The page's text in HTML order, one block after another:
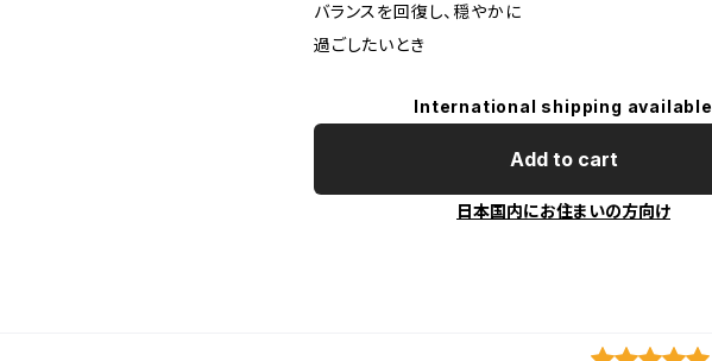
バランスを回復し、穏やかに
過ごしたいとき
International shipping available
Add to cart
日本国内にお住まいの方向け